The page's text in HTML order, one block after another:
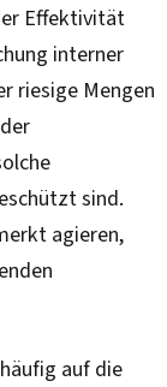
Effektivität
interner
riesige Mengen
sind.
agieren,
auf die